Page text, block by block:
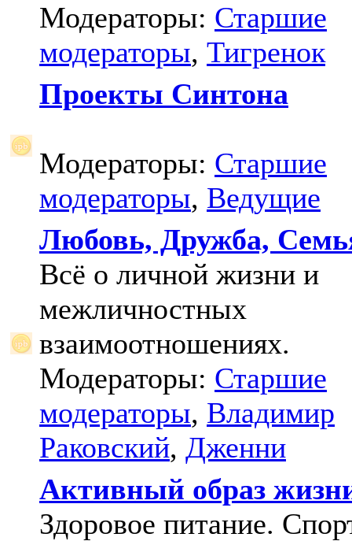
Модераторы: Старшие
модераторы, Тигренок
Проекты Синтона
Модераторы: Старшие
модераторы, Ведущие
Любовь, Дружба,
Всё о личной жизни и
межличностных
взаимоотношениях.
Модераторы: Старшие
модераторы, Владимир
Раковский, Дженни
Активный образ
Здоровое питание.